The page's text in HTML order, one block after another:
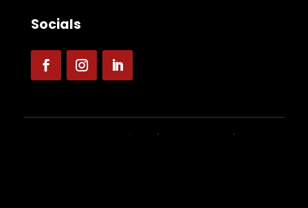
Socials
© 2026 DKM Solutions | Webdesign by Yooker